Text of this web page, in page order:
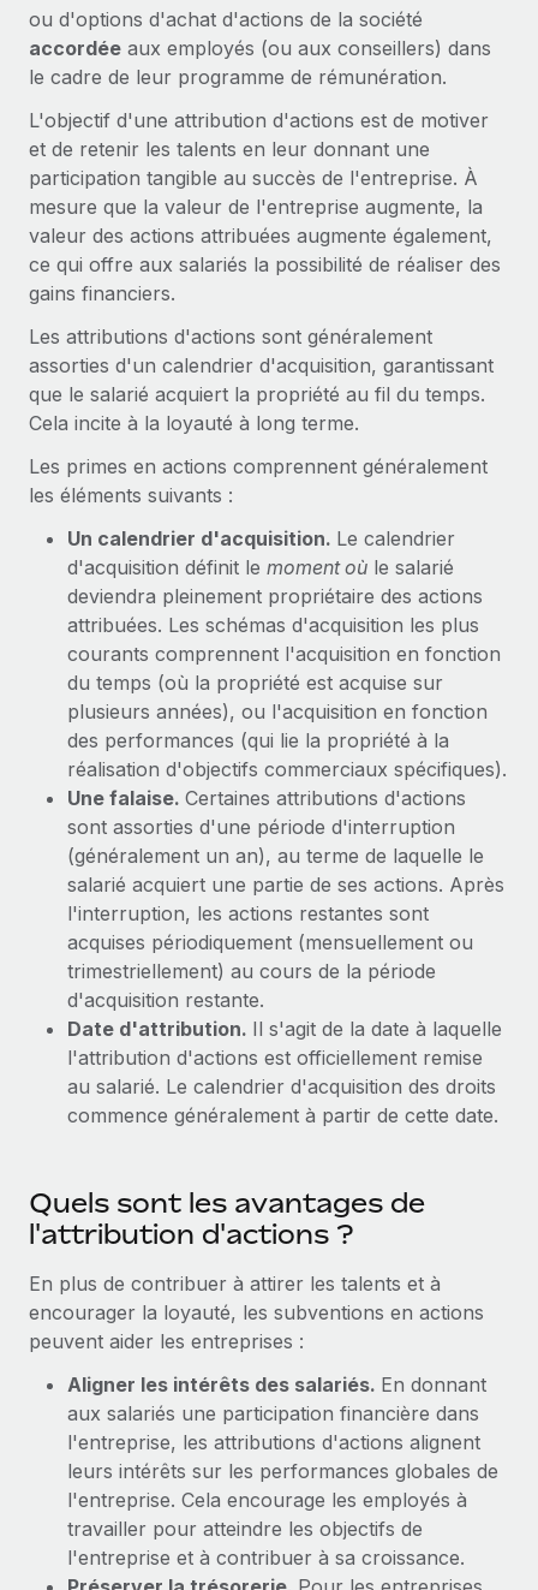
Gestion des freelances
Intégrez et gérez vos freelances partout dans le monde
PEO
Sous-traitez les opérations complexes liées à l’emploi
INFRASTRUCTURE
Intégration Remote
Intégrez vos RH aux flux de travail en toute simplicité
Des fonctions RH clés intégrées pour votre équipe
Connecter Nouveau
Connectez n'importe quel outil d’IA à Remote grâce à
Intégrations
Rationalisez vos processus avec des outils essentiels
SERVICES
Demandez aux experts
Recevez des conseils d’experts sur les RH à
l’international et la conformité
Contrôles d’antécédents
Simplifiez vos processus de présélection des
candidats
Remote Watchtower
Gardez un temps d’avance sur les risques en
matière de conformité
Gestion des appareils
Achetez et suivez vos équipements informatiques
dans le monde entier
Création d’entité
Établissez des entités rapidement et en toute
Mobilité et déménagement international
Organisez facilement le déménagement de vos
Avantages sociaux
Gérez facilement les avantages sociaux
Comparer Remote
Examinez notre service par rapport aux autres
CROISSANCE
Des solutions agiles et internationales pour les RH et la
paie des entreprises en pleine croissance
Entreprises intermédiaires
Développez vos équipes avec des solutions RH sur
mesure
Entreprise
Les RH à l’international pour les grandes entreprises
TRAVAILLONS ENSEMBLE
Intégrez les RH à l’international de manière flexible
Devenir partenaire
Explorez avec nous vos opportunités de partenariat
Remote Build Bientôt disponible
Conseil en intégrations et automatisations assistées par
l’IA
ÉTUDES DE CAS
pays
Calculateur de paiement des freelances
paiement pour vos freelances internationaux
APPRENDRE AVEC REMOTE
Études de cas
Glossaire RH
Checklists et modèles
Webinaires
Événements
Salle de presse
Données sur les salaires et les talents
Centre de ressources
Obtenir de l’aide
Voir toutes les ressources
BLOG
Paie multipays
EOR et PEO
Gestion des freelances
Taxes
Explorer le blog
BLOG
Mises à jour des produits de Remote :
freelances Plus
Remote a toujours pour mission d'aider les entreprises de
toute taille à embaucher, gérer et payer...
En savoir plus
Comment Phiture gère ses 55 employés
répartis dans 19 pays grâce à Remote
Phiture, un leader notable du conseil en matière de
croissance mobile internationale, encourage les...
Nederlands
Deutsch
Español
Italiano
Português (Portugal)
日本語
中文（简体）
Connexion
ou d'options d'achat d'actions de la société
accordée aux employés (ou aux conseillers) dans
le cadre de leur programme de rémunération.
L'objectif d'une attribution d'actions est de motiver
et de retenir les talents en leur donnant une
participation tangible au succès de l'entreprise. À
mesure que la valeur de l'entreprise augmente, la
valeur des actions attribuées augmente également,
ce qui offre aux salariés la possibilité de réaliser des
gains financiers.
Les attributions d'actions sont généralement
assorties d'un calendrier d'acquisition, garantissant
que le salarié acquiert la propriété au fil du temps.
Cela incite à la loyauté à long terme.
Les primes en actions comprennent généralement
les éléments suivants :
Un calendrier d'acquisition. Le calendrier
d'acquisition définit le moment où le salarié
deviendra pleinement propriétaire des actions
attribuées. Les schémas d'acquisition les plus
courants comprennent l'acquisition en fonction
du temps (où la propriété est acquise sur
plusieurs années), ou l'acquisition en fonction
des performances (qui lie la propriété à la
réalisation d'objectifs commerciaux spécifiques).
Une falaise. Certaines attributions d'actions
sont assorties d'une période d'interruption
(généralement un an), au terme de laquelle le
salarié acquiert une partie de ses actions. Après
l'interruption, les actions restantes sont
acquises périodiquement (mensuellement ou
trimestriellement) au cours de la période
d'acquisition restante.
Date d'attribution. Il s'agit de la date à laquelle
l'attribution d'actions est officiellement remise
au salarié. Le calendrier d'acquisition des droits
commence généralement à partir de cette date.
Quels sont les avantages de
l'attribution d'actions ?
En plus de contribuer à attirer les talents et à
encourager la loyauté, les subventions en actions
peuvent aider les entreprises :
Aligner les intérêts des salariés. En donnant
aux salariés une participation financière dans
l'entreprise, les attributions d'actions alignent
leurs intérêts sur les performances globales de
l'entreprise. Cela encourage les employés à
travailler pour atteindre les objectifs de
l'entreprise et à contribuer à sa croissance.